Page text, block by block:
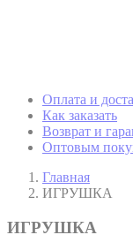
Оплата и
Как заказать
Возврат и
Оптовым
Главная
ИГРУШКА
ИГРУШКА